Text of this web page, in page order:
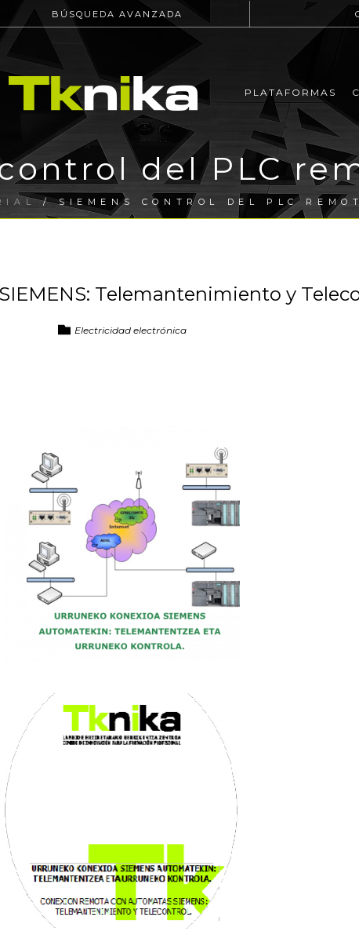
BÚSQUEDA AVANZADA
PLATAFORMAS
del PLC
/ SIEMENS CONTROL DEL PLC
Telemantenimiento y
Electricidad electrónica